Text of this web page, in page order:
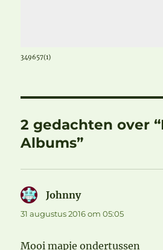
349657(1)
2 gedachten over
Albums”
Johnnyschreef:
31 augustus 2016 om 05:05
Mooi mapje ondertussen